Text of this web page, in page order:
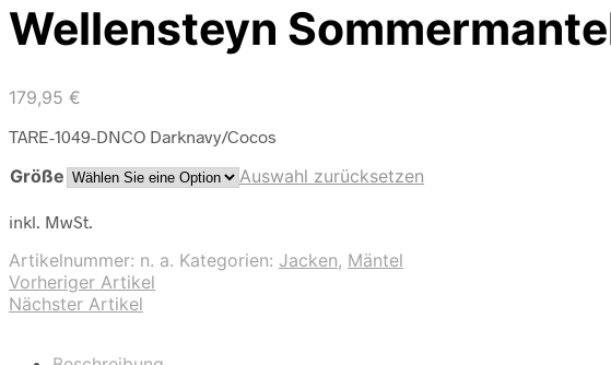
Wellensteyn
179,95 €
TARE-1049-DNCO Darknavy/Cocos
Größe Auswahl zurücksetzen
inkl. MwSt.
Artikelnummer: n. a. Kategorien: Jacken, Mäntel
Vorheriger Artikel
Nächster Artikel